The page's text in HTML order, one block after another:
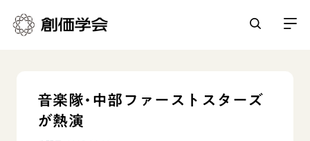
人間革命
日常の活動
音楽隊・中部ファーストスターズ
が熱演